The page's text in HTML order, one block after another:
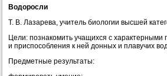
Водоросли
Т. В. Лазарева, учитель биологии высшей
Цели: познакомить учащихся с характерными
и приспособления к ней донных и плавучих
Предметные результаты: